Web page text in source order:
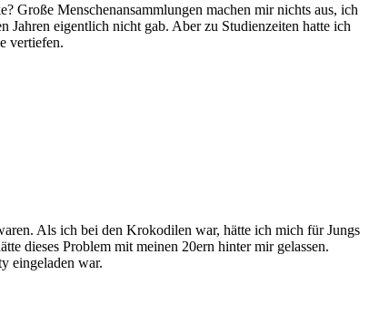
Große Menschenansammlungen machen mir nichts aus, ich
eigentlich nicht gab. Aber zu Studienzeiten hatte ich
vertiefen.
Als ich bei den Krokodilen war, hätte ich mich für Jungs
dieses Problem mit meinen 20ern hinter mir gelassen.
eingeladen war.